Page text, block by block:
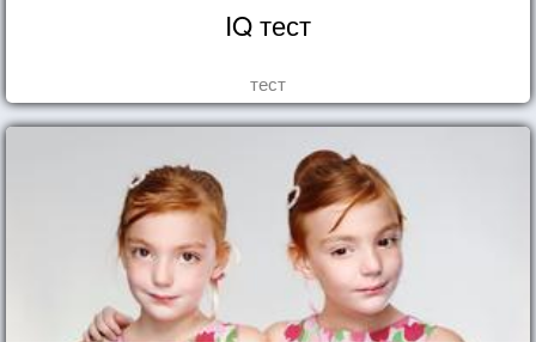
IQ тест
тест